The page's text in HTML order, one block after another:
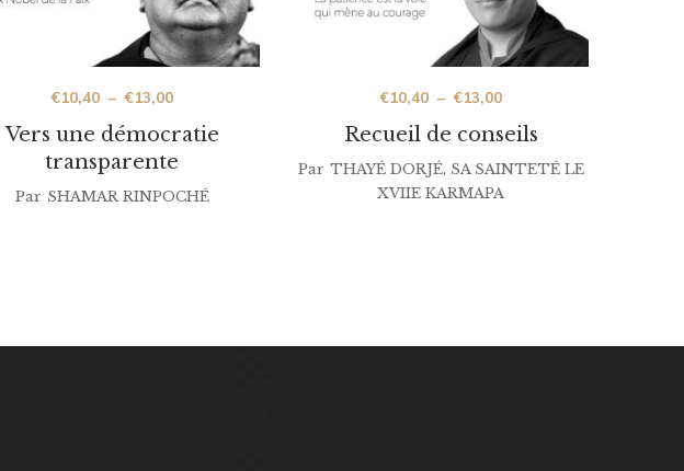
Vers une démocratie
transparente
€10,40 – €13,00
Par SHAMAR RINPOCHÉ
Recueil de conseils
€10,40 – €13,00
Par THAYÉ DORJÉ, SA SAINTETÉ LE
XVIIE KARMAPA